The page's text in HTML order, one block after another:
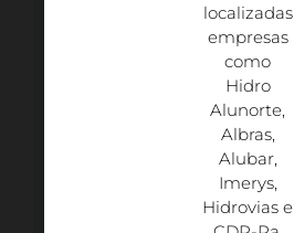
localizadas
empresas
como
Hidro
Alunorte,
Albras,
Alubar,
Imerys,
Hidrovias e